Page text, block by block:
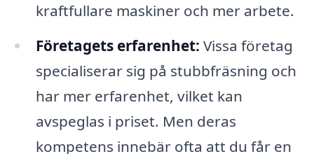
kraftfullare maskiner och mer arbete.
Företagets erfarenhet: Vissa företag
specialiserar sig på stubbfräsning och
har mer erfarenhet, vilket kan
avspeglas i priset. Men deras
kompetens innebär ofta att du får en